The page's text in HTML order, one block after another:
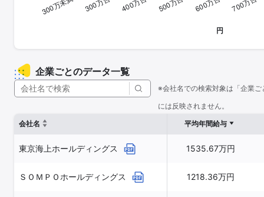
企業ごとのデータ一覧
※会社名での検索対象は「企業
には反映されません。
会社名
平均年間給与
東京海上ホールディングス 1535.67万円
ＳＯＭＰＯホールディングス 1218.36万円